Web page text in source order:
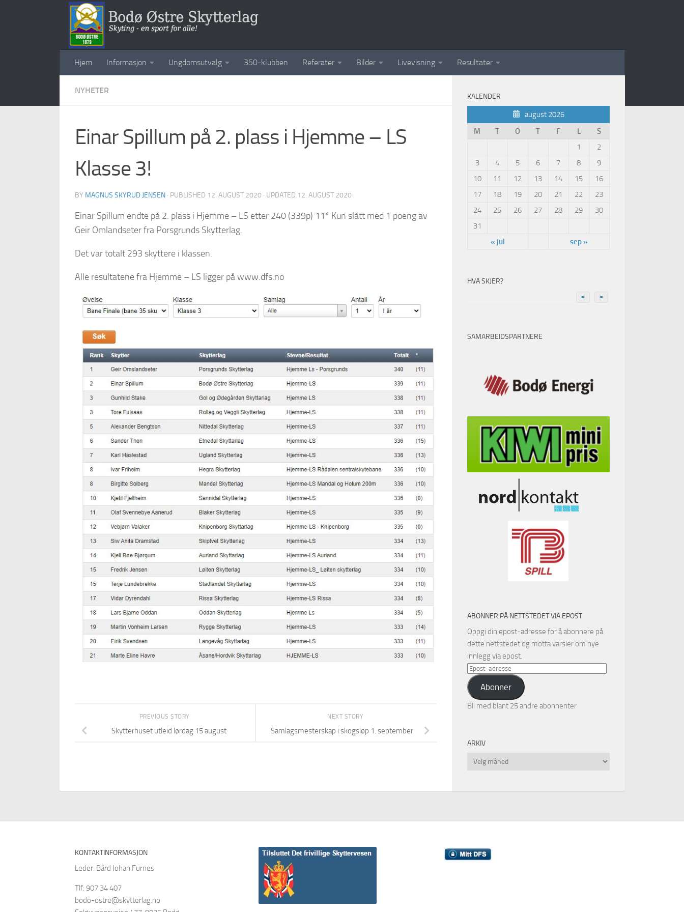
Hjem Informasjon Ungdomsutvalg 350-klubben Referater Bilder Livevisning Resultater
NYHETER
Einar Spillum på 2. plass i Hjemme – LS
Klasse 3!
BY MAGNUS SKYRUD JENSEN · PUBLISHED 12. AUGUST 2020 · UPDATED 12. AUGUST 2020
Einar Spillum endte på 2. plass i Hjemme – LS etter 240 (339p) 11* Kun slått med 1 poeng av
Geir Omlandseter fra Porsgrunds Skytterlag.
Det var totalt 293 skyttere i klassen.
Alle resultatene fra Hjemme – LS ligger på www.dfs.no
NEXT STORY
Samlagsmesterskap i skogsløp 1. september
PREVIOUS STORY
Skytterhuset utleid lørdag 15 august
KALENDER
august 2026
M
T O T F L
S
1
2
3
4 5 6 7 8
9
10
11 12 13 14 15
16
17
18 19 20 21 22
23
24
25 26 27 28 29
30
31
« jul
sep »
HVA SKJER?
< >
SAMARBEIDSPARTNERE
ABONNER PÅ NETTSTEDET VIA EPOST
Oppgi din epost-adresse for å abonnere på
dette nettstedet og motta varsler om nye
innlegg via epost.
Epost-
adresse
Abonner
Bli med blant 25 andre abonnenter
ARKIV
Arkiv
KONTAKTINFORMASJON
Leder: Bård Johan Furnes
Tlf: 907 34 407
bodo-ostre@skytterlag.no